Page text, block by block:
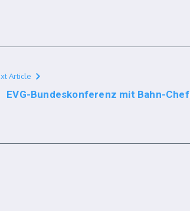
Article
EVG-Bundeskonferenz mit Bahn-